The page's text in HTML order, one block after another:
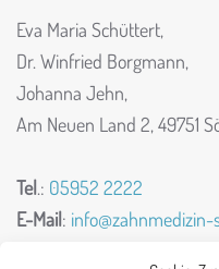
Eva Maria Schüttert,
Dr. Winfried Borgmann,
Johanna Jehn,
Am Neuen Land 2, 49751
Tel.: 05952 2222
E-Mail: info@zahnmedizin-